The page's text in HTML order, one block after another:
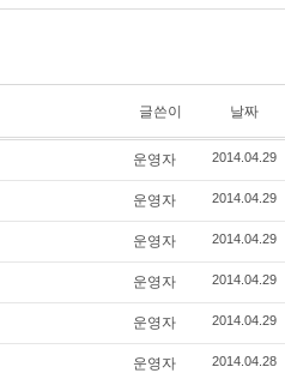
글쓴이 날짜
운영자 2014.04.29
운영자 2014.04.29
운영자 2014.04.29
운영자 2014.04.29
운영자 2014.04.29
운영자 2014.04.28